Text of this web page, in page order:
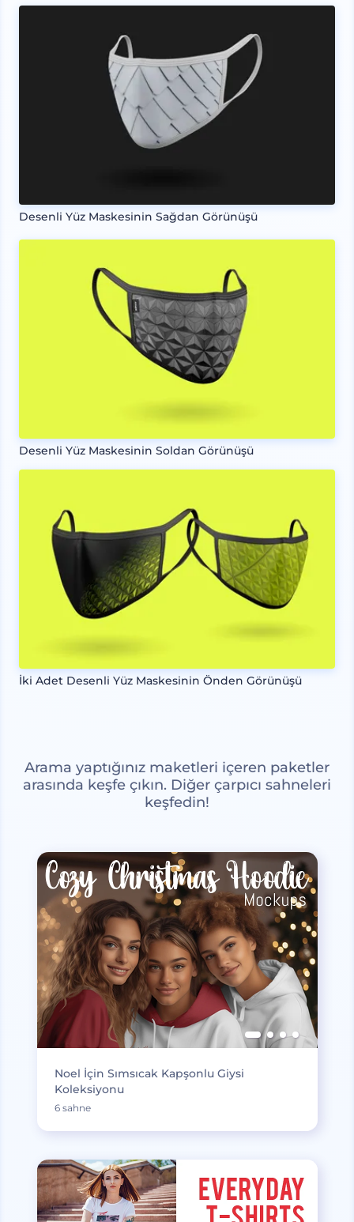
Desenli Yüz Maskesinin Sağdan Görünüşü
Desenli Yüz Maskesinin Soldan Görünüşü
İki Adet Desenli Yüz Maskesinin Önden Görünüşü
Arama yaptığınız maketleri içeren paketler
arasında keşfe çıkın. Diğer çarpıcı sahneleri
keşfedin!
Noel İçin Sımsıcak Kapşonlu Giysi
Koleksiyonu
6 sahne